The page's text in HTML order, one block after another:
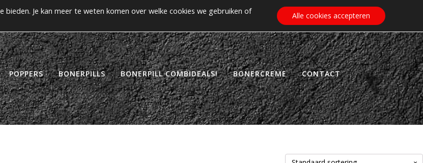
>> Gratis verzending vanaf €50! << ZOEKEN WINKELWAGEN 0.00
POPPERS BONERPILLS BONERPILL COMBIDEALS! BONERCREME CONTACT
Je kan meer te weten komen over welke cookies we gebruiken of
Alle cookies accepteren